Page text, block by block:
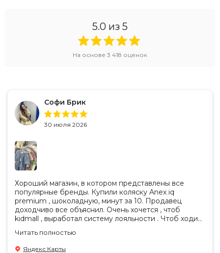
5.0 из 5
На основе 3 418 оценок
Софи Брик
30 июля 2026
Хороший магазин, в котором представлены все
популярные бренды. Купили коляску Anex iq
premium , шоколадную, минут за 10. Продавец
доходчиво все объяснил. Очень хочется , чтоб
kidmall , выработал систему лояльности . Чтоб ходить
Читать полностью
Яндекс Карты